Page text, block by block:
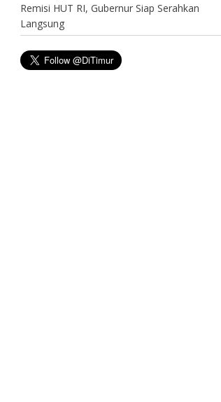
Remisi HUT RI, Gubernur Siap Serahkan
Langsung